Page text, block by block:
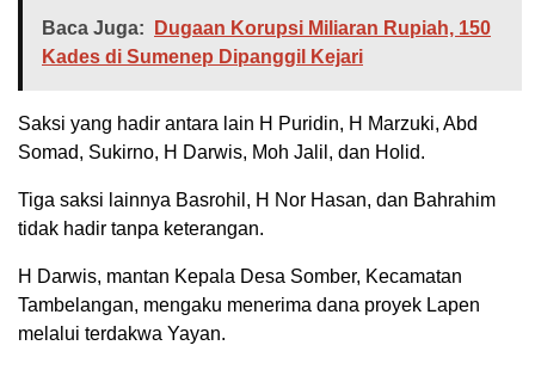
Baca Juga:
Dugaan Korupsi Miliaran Rupiah, 150
Kades di Sumenep Dipanggil Kejari
Saksi yang hadir antara lain H Puridin, H Marzuki, Abd
Somad, Sukirno, H Darwis, Moh Jalil, dan Holid.
Tiga saksi lainnya Basrohil, H Nor Hasan, dan Bahrahim
tidak hadir tanpa keterangan.
H Darwis, mantan Kepala Desa Somber, Kecamatan
Tambelangan, mengaku menerima dana proyek Lapen
melalui terdakwa Yayan.